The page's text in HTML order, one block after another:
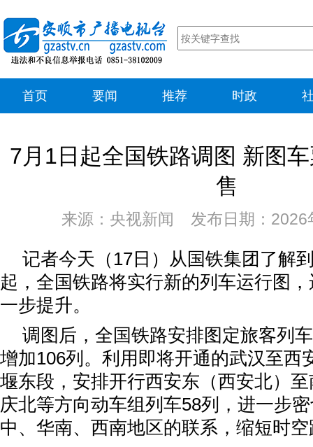
首页 要闻 推荐 时政
7月1日起全国铁路调图 新图
售
来源：央视新闻 发布日期：2026
记者今天（17日）从国铁集团了解
起，全国铁路将实行新的列车运行图
一步提升。
调图后，全国铁路安排图定旅客列
增加106列。利用即将开通的武汉至西
堰东段，安排开行西安东（西安北）
庆北等方向动车组列车58列，进一步
中、华南、西南地区的联系，缩短时